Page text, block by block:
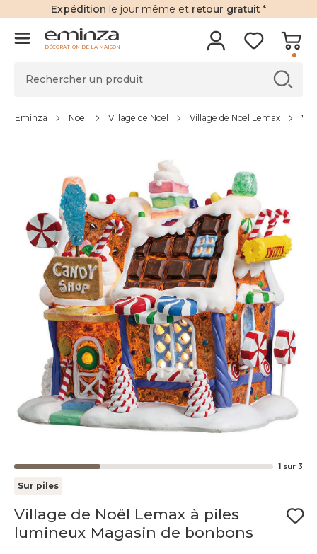
Expédition le jour même et retour gratuit *
DÉCORATION DE LA MAISON
Eminza Noël Village de Noel Village de Noël Lemax
1 sur 3
Sur piles
Village de Noël Lemax à piles
lumineux Magasin de bonbons